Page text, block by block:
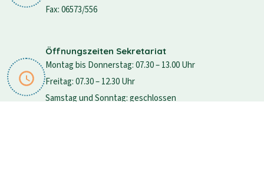
Fax: 06573/556
Öffnungszeiten Sekretariat
Montag bis Donnerstag: 07.30 – 13.00 Uhr
Freitag: 07.30 – 12.30 Uhr
Samstag und Sonntag: geschlossen